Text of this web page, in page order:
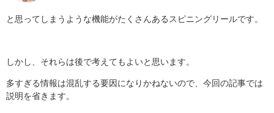
と思ってしまうような機能がたくさんあるスピニングリールです。
しかし、それらは後で考えてもよいと思います。
多すぎる情報は混乱する要因になりかねないので、今回の記事では
説明を省きます。